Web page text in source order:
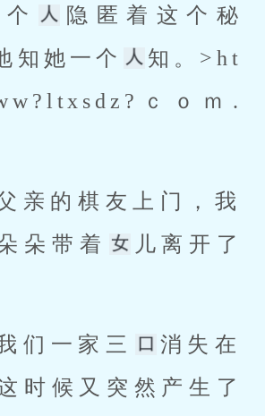
隐匿着这个秘
知她一个
知。>ht
ｃｏｍ.
朵带着
儿离开了
们一家三
消失在
时候又突然产生了